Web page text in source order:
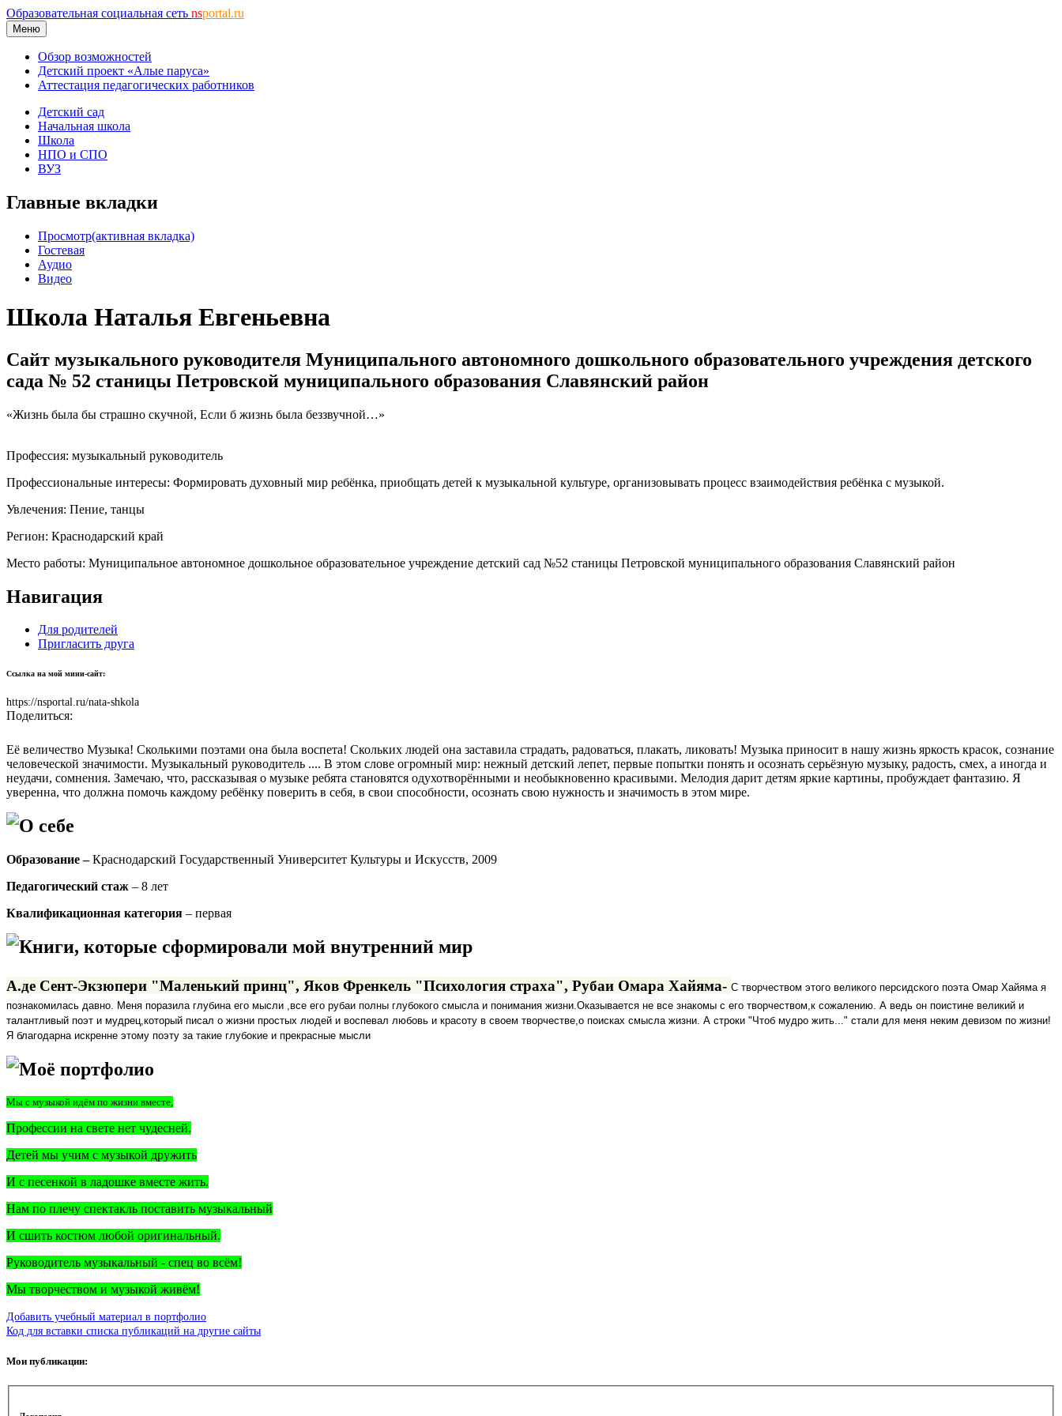
Образовательная социальная сеть nsportal.ru
Меню
Обзор возможностей
Детский проект «Алые паруса»
Аттестация педагогических работников
Детский сад
Начальная школа
Школа
НПО и СПО
ВУЗ
Главные вкладки
Просмотр(активная вкладка)
Гостевая
Аудио
Видео
Школа Наталья Евгеньевна
Сайт музыкального руководителя Муниципального автономного дошкольного образовательного учреждения детского
сада № 52 станицы Петровской муниципального образования Славянский район
«Жизнь была бы страшно скучной, Если б жизнь была беззвучной…»
Профессия: музыкальный руководитель
Профессиональные интересы: Формировать духовный мир ребёнка, приобщать детей к музыкальной культуре, организовывать процесс взаимодействия ребёнка с музыкой.
Увлечения: Пение, танцы
Регион: Краснодарский край
Место работы: Муниципальное автономное дошкольное образовательное учреждение детский сад №52 станицы Петровской муниципального образования Славянский район
Навигация
Для родителей
Пригласить друга
Ссылка на мой мини-сайт:
https://nsportal.ru/nata-shkola
Поделиться:
Её величество Музыка! Сколькими поэтами она была воспета! Скольких людей она заставила страдать, радоваться, плакать, ликовать! Музыка приносит в нашу жизнь яркость красок, сознание
человеческой значимости. Музыкальный руководитель .... В этом слове огромный мир: нежный детский лепет, первые попытки понять и осознать серьёзную музыку, радость, смех, а иногда и
неудачи, сомнения. Замечаю, что, рассказывая о музыке ребята становятся одухотворёнными и необыкновенно красивыми. Мелодия дарит детям яркие картины, пробуждает фантазию. Я
уверенна, что должна помочь каждому ребёнку поверить в себя, в свои способности, осознать свою нужность и значимость в этом мире.
О себе
Образование –Краснодарский Государственный Университет Культуры и Искусств, 2009
Педагогический стаж – 8 лет
Квалификационная категория – первая
Книги, которые сформировали мой внутренний мир
А.де Сент-Экзюпери "Маленький принц", Яков Френкель "Психология страха", Рубаи Омара Хайяма- С творчеством этого великого персидского поэта Омар Хайяма я
познакомилась давно. Меня поразила глубина его мысли ,все его рубаи полны глубокого смысла и понимания жизни.Оказывается не все знакомы с его творчеством,к сожалению. А ведь он поистине великий и
талантливый поэт и мудрец,который писал о жизни простых людей и воспевал любовь и красоту в своем творчестве,о поисках смысла жизни. А строки "Чтоб мудро жить..." стали для меня неким девизом по жизни!
Я благодарна искренне этому поэту за такие глубокие и прекрасные мысли
Моё портфолио
Мы с музыкой идём по жизни вместе,
Профессии на свете нет чудесней.
Детей мы учим с музыкой дружить
И с песенкой в ладошке вместе жить.
Нам по плечу спектакль поставить музыкальный
И сшить костюм любой оригинальный.
Руководитель музыкальный - спец во всём!
Мы творчеством и музыкой живём!
Добавить учебный материал в портфолио
Код для вставки списка публикаций на другие сайты
Мои публикации: